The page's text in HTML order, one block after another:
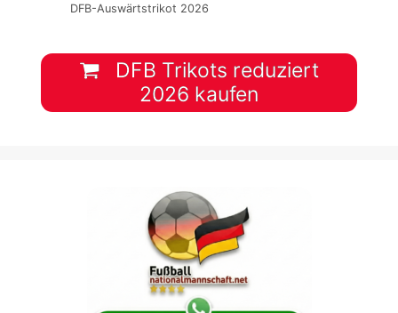
DFB-Auswärtstrikot 2026
DFB Trikots reduziert
2026 kaufen